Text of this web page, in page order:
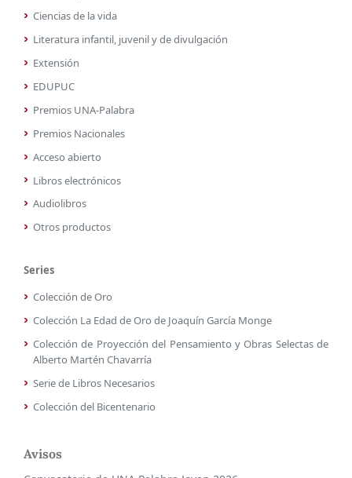
Ciencias de la vida
Literatura infantil, juvenil y de divulgación
Extensión
EDUPUC
Premios UNA-Palabra
Premios Nacionales
Acceso abierto
Libros electrónicos
Audiolibros
Otros productos
Series
Colección de Oro
Colección La Edad de Oro de Joaquín García Monge
Colección de Proyección del Pensamiento y Obras Selectas de
Alberto Martén Chavarría
Serie de Libros Necesarios
Colección del Bicentenario
Avisos